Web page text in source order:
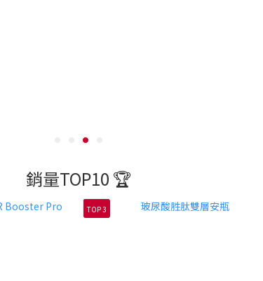
銷量TOP10 🏆
TOP 3